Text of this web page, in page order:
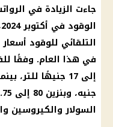
جاءت الزيادة في
التلقائي للوقود أسعار
السولار والكيروسين